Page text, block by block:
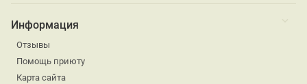
Информация
Отзывы
Помощь приюту
Карта сайта